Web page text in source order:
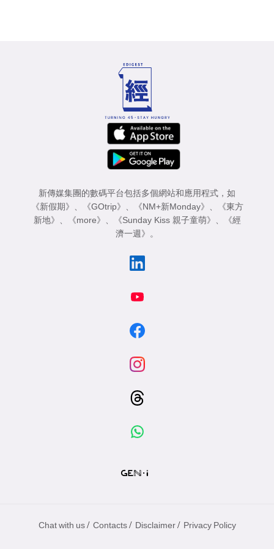
新傳媒集團的數碼平台包括多個網站和應用程式，如
《新假期》
《GOtrip》 《NM+新Monday》
《東方
新地》
《more》 《Sunday Kiss 親子童萌》
《經
濟一週》
。
Chat with us / Contacts / Disclaimer / Privacy Policy